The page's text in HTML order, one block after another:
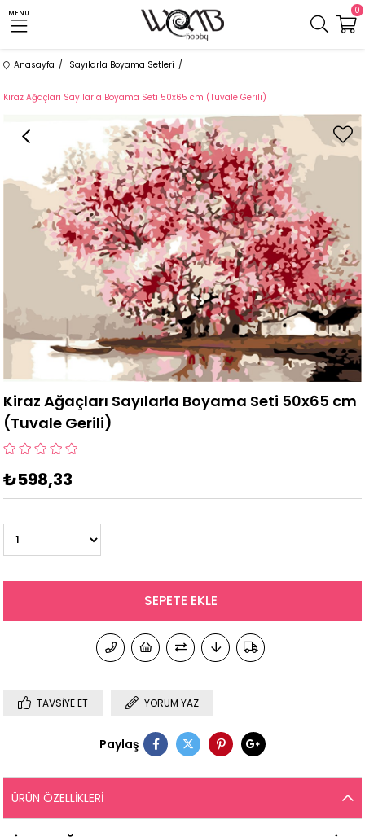
MENU 0
Anasayfa Sayılarla Boyama Setleri
Kiraz Ağaçları Sayılarla Boyama Seti 50x65 cm (Tuvale Gerili)
Kiraz Ağaçları Sayılarla Boyama Seti 50x65 cm
(Tuvale Gerili)
₺598,33
TAVSIYE ET YORUM YAZ
Paylaş
ÜRÜN ÖZELLIKLERI